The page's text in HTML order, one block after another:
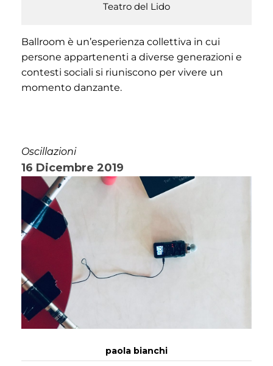
Teatro del Lido
Ballroom è un’esperienza collettiva in cui
persone appartenenti a diverse generazioni e
contesti sociali si riuniscono per vivere un
momento danzante.
Oscillazioni
16 Dicembre 2019
paola bianchi